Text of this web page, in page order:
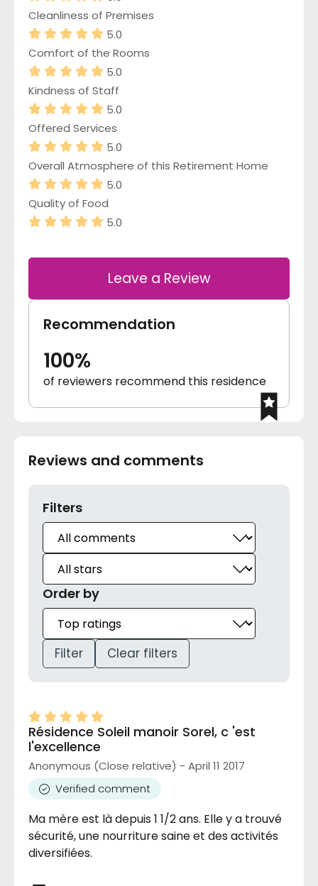
Cleanliness of Premises
5.0
Comfort of the Rooms
5.0
Kindness of Staff
5.0
Offered Services
5.0
Overall Atmosphere of this Retirement Home
5.0
Quality of Food
5.0
Leave a Review
Recommendation
100%
of reviewers recommend this residence
Reviews and comments
Filters
Order by
Filter Clear filters
Résidence Soleil manoir Sorel, c 'est
l'excellence
Anonymous (Close relative) - April 11 2017
Verified comment
Ma mère est là depuis 1 1/2 ans. Elle y a trouvé
sécurité, une nourriture saine et des activités
diversifiées.